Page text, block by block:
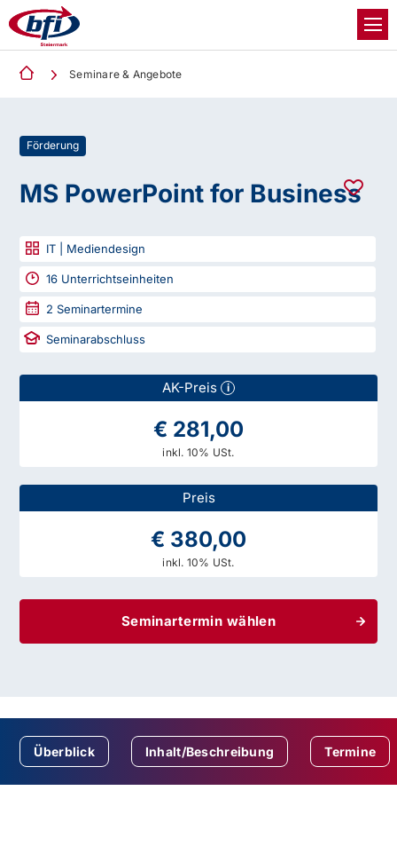
Seminare & Angebote
Förderung
MS PowerPoint for Business
IT | Mediendesign
16 Unterrichtseinheiten
2 Seminartermine
Seminarabschluss
AK-Preis i
€ 281,00
inkl. 10% USt.
Preis
€ 380,00
inkl. 10% USt.
Seminartermin wählen
Überblick Inhalt/Beschreibung Termine